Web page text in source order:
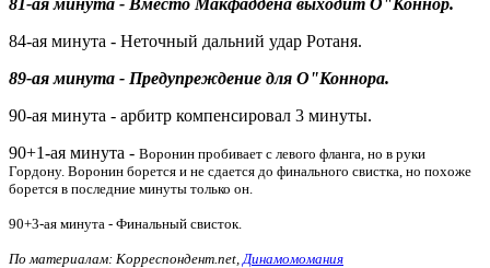
84-ая минута - Неточный дальний удар Ротаня.
89-ая минута - Предупреждение для О"Коннора.
90-ая минута - арбитр компенсировал 3 минуты.
90+1-ая минута - Воронин пробивает с левого фланга, но в руки
Гордону. Воронин борется и не сдается до финального свистка, но похоже
борется в последние минуты только он.
90+3-ая минута - Финальный свисток.
По материалам: Корреспондент.net, Динамомомания